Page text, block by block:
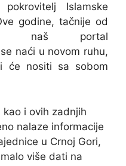
Islamske
godine, tačnije od
naš portal
naći u novom ruhu,
će nositi sa sobom
i ovih zadnjih
nalaze informacije
u Crnoj Gori,
više dati na